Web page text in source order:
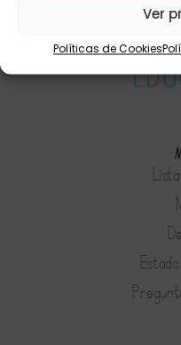
Ver
Políticas de Cookies